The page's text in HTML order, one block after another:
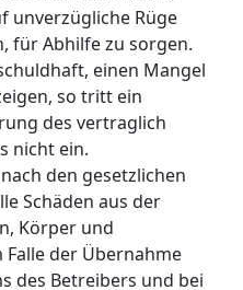
unverzügliche Rüge
für Abhilfe zu sorgen.
einen Mangel
so tritt ein
des vertraglich
nicht ein.
den gesetzlichen
Schäden aus der
Körper und
der Übernahme
des Betreibers und bei